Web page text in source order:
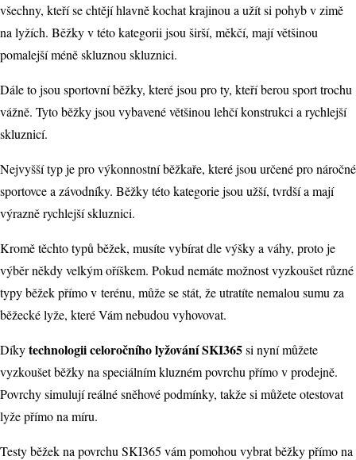
všechny, kteří se chtějí hlavně kochat krajinou a užít si pohyb v zimě
na lyžích. Běžky v této kategorii jsou širší, měkčí, mají většinou
pomalejší méně skluznou skluznici.
Dále to jsou sportovní běžky, které jsou pro ty, kteří berou sport trochu
vážně. Tyto běžky jsou vybavené většinou lehčí konstrukci a rychlejší
skluznicí.
Nejvyšší typ je pro výkonnostní běžkaře, které jsou určené pro náročné
sportovce a závodníky. Běžky této kategorie jsou užší, tvrdší a mají
výrazně rychlejší skluznici.
Kromě těchto typů běžek, musíte vybírat dle výšky a váhy, proto je
výběr někdy velkým oříškem. Pokud nemáte možnost vyzkoušet různé
typy běžek přímo v terénu, může se stát, že utratíte nemalou sumu za
běžecké lyže, které Vám nebudou vyhovovat.
Díkytechnologii celoročního lyžování SKI365si nyní můžete
vyzkoušet běžky na speciálním kluzném povrchu přímo v prodejně.
Povrchy simulují reálné sněhové podmínky, takže si můžete otestovat
lyže přímo na míru.
Testy běžek na povrchu SKI365 vám pomohou vybrat běžky přímo na